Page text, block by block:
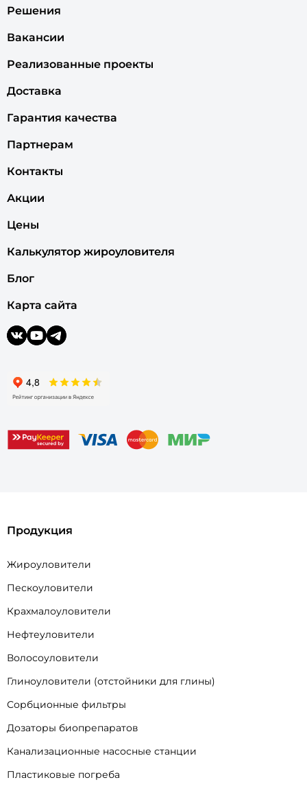
Решения
Вакансии
Реализованные проекты
Доставка
Гарантия качества
Партнерам
Контакты
Акции
Цены
Калькулятор жироуловителя
Блог
Карта сайта
Продукция
Жироуловители
Пескоуловители
Крахмалоуловители
Нефтеуловители
Волосоуловители
Глиноуловители (отстойники для глины)
Сорбционные фильтры
Дозаторы биопрепаратов
Канализационные насосные станции
Пластиковые погреба